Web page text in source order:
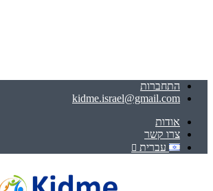
התחברות
kidme.israel@gmail.com
אודות
צרו קשר
עברית